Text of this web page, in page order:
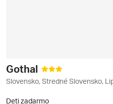
Gothal
Slovensko, Stredné Slovensko,
Deti zadarmo